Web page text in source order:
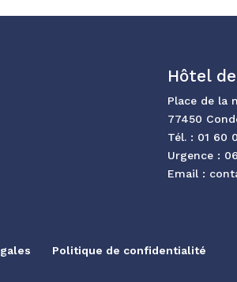
Hôtel
Place de la
77450
Tél. : 01 60
Urgence :
Email :
Politique de confidentialité